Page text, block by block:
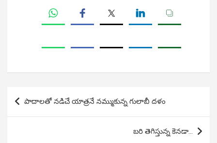
Post
navigation
పాదాలతో నడిచే యాత్రనే నమ్ముకున్న గులాబీ దళం
బరి తెగిస్తున్న కెనడా…